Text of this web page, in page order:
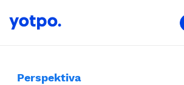
Perspektiva